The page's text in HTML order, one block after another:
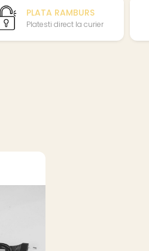
PLATA RAMBURS
Platesti direct la curier